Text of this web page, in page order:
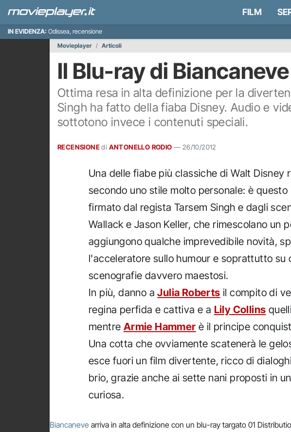
FILM
IN EVIDENZA: Odissea, recensione
Movieplayer
Articoli
Il Blu-ray di Biancaneve
Ottima resa in alta definizione per la
Singh ha fatto della fiaba Disney. Audio e
sottotono invece i contenuti speciali.
RECENSIONE di ANTONELLO RODIO — 26/10/2012
Una delle fiabe più classiche di Walt Disney
secondo uno stile molto personale: è questo
firmato dal regista Tarsem Singh e dagli
Wallack e Jason Keller, che rimescolano un
aggiungono qualche imprevedibile novità,
l'acceleratore sullo humour e soprattutto su
scenografie davvero maestosi.
In più, danno aJulia Roberts il compito di
regina perfida e cattiva e a Lily Collins
mentre Armie Hammer è il principe
Una cotta che ovviamente scatenerà le
esce fuori un film divertente, ricco di
brio, grazie anche ai sette nani proposti in
curiosa.
Biancaneve arriva in alta definizione con un blu-ray targato 01